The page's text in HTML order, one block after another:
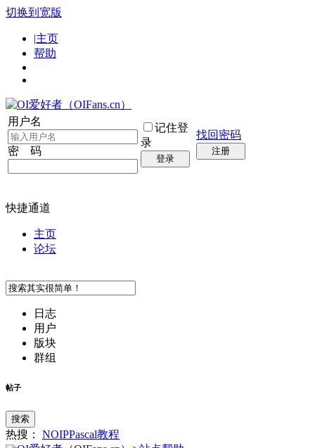
切换到宽版
|主页
帮助
用户名
密 码
记住登
录
登录
找回密码
注册
快捷通道
主页
论坛
日志
用户
版块
群组
帖子
搜索
热搜： NOIPPascal教程